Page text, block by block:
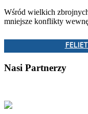
Wśród wielkich
mniejsze konflikty
Nasi Partnerzy